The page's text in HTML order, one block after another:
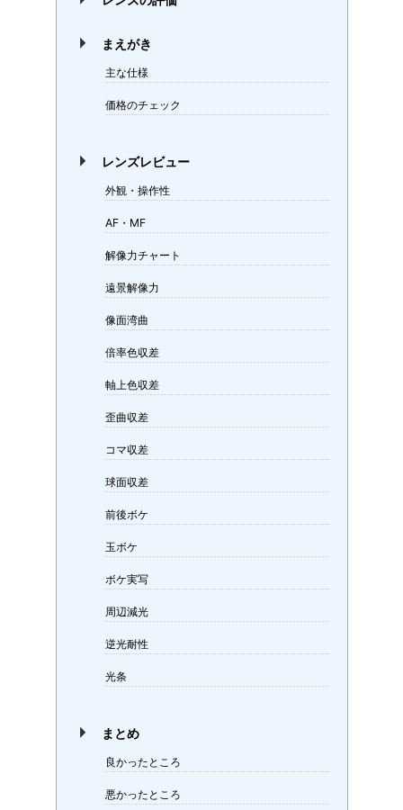
まえがき
主な仕様
価格のチェック
レンズレビュー
外観・操作性
AF・MF
解像力チャート
遠景解像力
像面湾曲
倍率色収差
軸上色収差
歪曲収差
コマ収差
球面収差
前後ボケ
玉ボケ
ボケ実写
周辺減光
逆光耐性
光条
まとめ
良かったところ
悪かったところ